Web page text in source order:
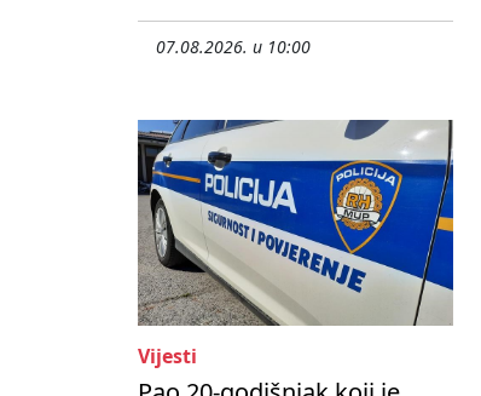
07.08.2026. u 10:00
Vijesti